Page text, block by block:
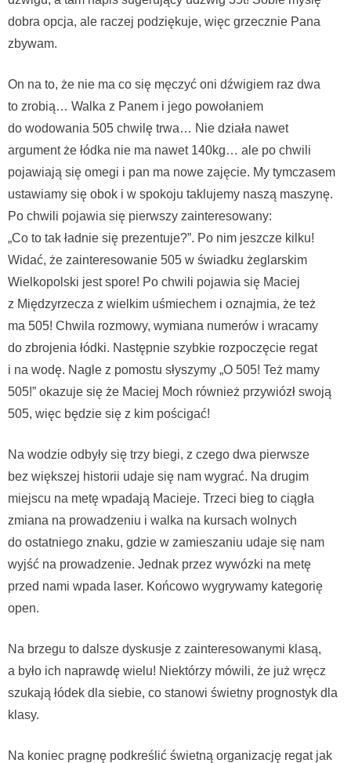
dobra opcja, ale raczej podziękuje, więc grzecznie Pana
zbywam.
On na to, że nie ma co się męczyć oni dźwigiem raz dwa
to zrobią… Walka z Panem i jego powołaniem
do wodowania 505 chwilę trwa… Nie działa nawet
argument że łódka nie ma nawet 140kg… ale po chwili
pojawiają się omegi i pan ma nowe zajęcie. My tymczasem
ustawiamy się obok i w spokoju taklujemy naszą maszynę.
Po chwili pojawia się pierwszy zainteresowany:
„Co to tak ładnie się prezentuje?”. Po nim jeszcze kilku!
Widać, że zainteresowanie 505 w świadku żeglarskim
Wielkopolski jest spore! Po chwili pojawia się Maciej
z Międzyrzecza z wielkim uśmiechem i oznajmia, że też
ma 505! Chwila rozmowy, wymiana numerów i wracamy
do zbrojenia łódki. Następnie szybkie rozpoczęcie regat
i na wodę. Nagle z pomostu słyszymy „O 505! Też mamy
505!” okazuje się że Maciej Moch również przywiózł swoją
505, więc będzie się z kim pościgać!
Na wodzie odbyły się trzy biegi, z czego dwa pierwsze
bez większej historii udaje się nam wygrać. Na drugim
miejscu na metę wpadają Macieje. Trzeci bieg to ciągła
zmiana na prowadzeniu i walka na kursach wolnych
do ostatniego znaku, gdzie w zamieszaniu udaje się nam
wyjść na prowadzenie. Jednak przez wywózki na metę
przed nami wpada laser. Końcowo wygrywamy kategorię
open.
Na brzegu to dalsze dyskusje z zainteresowanymi klasą,
a było ich naprawdę wielu! Niektórzy mówili, że już wręcz
szukają łódek dla siebie, co stanowi świetny prognostyk dla
klasy.
Na koniec pragnę podkreślić świetną organizację regat jak